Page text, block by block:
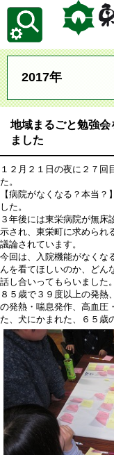
2017年
地域まるごと勉強会
ました
１２月２１日の夜に２７回
た。
【病院がなくなる？本当
した。
３年後には東栄病院が無床
示され、東栄町に求められ
議論されています。
今回は、入院機能がなくな
んを看てほしいのか、どん
話し合いってもらいました。
８５歳で３９度以上の発熱
の発熱・喘息発作、高血圧
た、犬にかまれた、６５歳